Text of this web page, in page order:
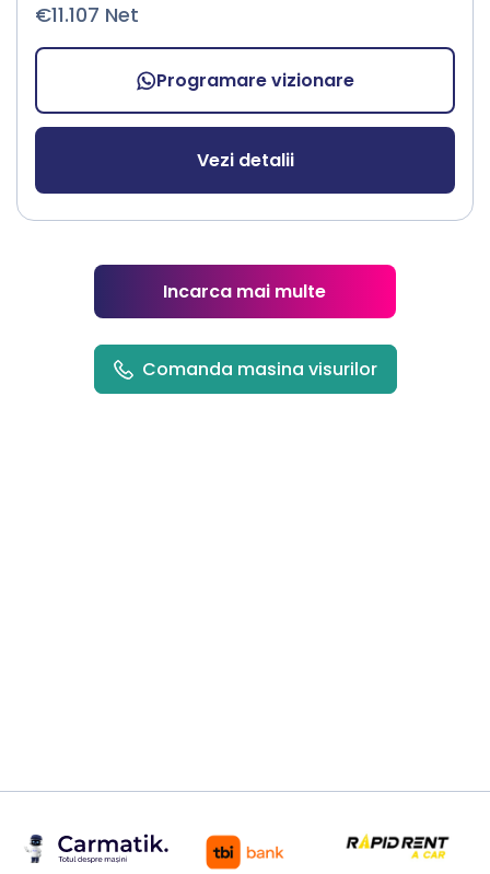
€11.107 Net
Programare vizionare
Vezi detalii
Incarca mai multe
Comanda masina visurilor